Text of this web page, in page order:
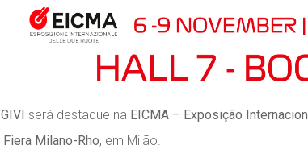
GIVI será destaque na EICMA – Exposição
Fiera Milano-Rho, em Milão.